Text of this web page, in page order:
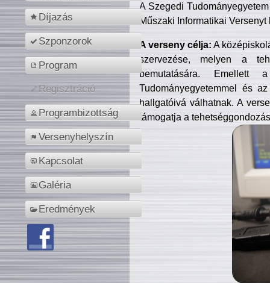
Díjazás
Szponzorok
Program
Regisztráció
Programbizottság
Versenyhelyszín
Kapcsolat
Galéria
Eredmények
A Szegedi
Műszaki Informatikai
A verseny célja: A
szervezése, melyen a
bemutatására. Emellett
Tudományegyetemmel és
hallgatóivá válhatnak. A
támogatja a